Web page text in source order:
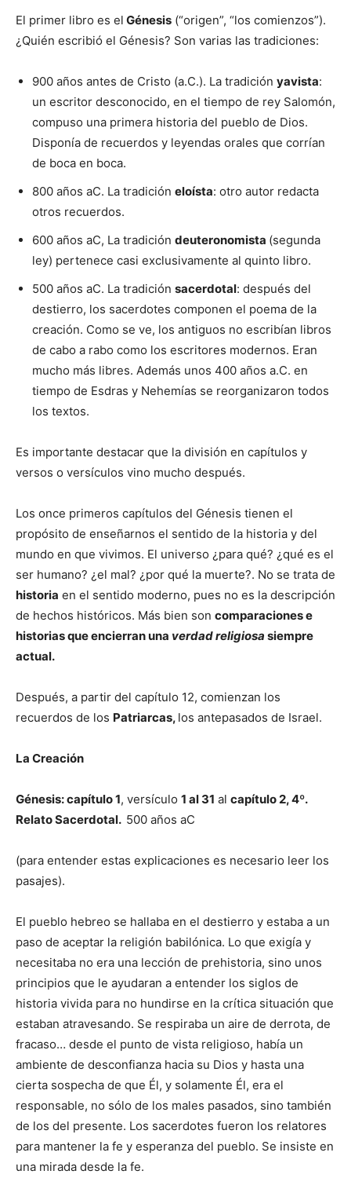
El primer libro es el Génesis (“origen”, “los comienzos”).
¿Quién escribió el Génesis? Son varias las tradiciones:
900 años antes de Cristo (a.C.). La tradición yavista:
un escritor desconocido, en el tiempo de rey Salomón,
compuso una primera historia del pueblo de Dios.
Disponía de recuerdos y leyendas orales que corrían
de boca en boca.
800 años aC. La tradición eloísta: otro autor redacta
otros recuerdos.
600 años aC, La tradición deuteronomista (segunda
ley) pertenece casi exclusivamente al quinto libro.
500 años aC. La tradición sacerdotal: después del
destierro, los sacerdotes componen el poema de la
creación. Como se ve, los antiguos no escribían libros
de cabo a rabo como los escritores modernos. Eran
mucho más libres. Además unos 400 años a.C. en
tiempo de Esdras y Nehemías se reorganizaron todos
los textos.
Es importante destacar que la división en capítulos y
versos o versículos vino mucho después.
Los once primeros capítulos del Génesis tienen el
propósito de enseñarnos el sentido de la historia y del
mundo en que vivimos. El universo ¿para qué? ¿qué es el
ser humano? ¿el mal? ¿por qué la muerte?. No se trata de
historia en el sentido moderno, pues no es la descripción
de hechos históricos. Más bien son comparaciones e
historias que encierran una verdad religiosa siempre
actual.
Después, a partir del capítulo 12, comienzan los
recuerdos de los Patriarcas, los antepasados de Israel.
La Creación
Génesis: capítulo 1, versículo 1 al 31 al capítulo 2, 4º.
Relato Sacerdotal. 500 años aC
(para entender estas explicaciones es necesario leer los
pasajes).
El pueblo hebreo se hallaba en el destierro y estaba a un
paso de aceptar la religión babilónica. Lo que exigía y
necesitaba no era una lección de prehistoria, sino unos
principios que le ayudaran a entender los siglos de
historia vivida para no hundirse en la crítica situación que
estaban atravesando. Se respiraba un aire de derrota, de
fracaso… desde el punto de vista religioso, había un
ambiente de desconfianza hacia su Dios y hasta una
cierta sospecha de que Él, y solamente Él, era el
responsable, no sólo de los males pasados, sino también
de los del presente. Los sacerdotes fueron los relatores
para mantener la fe y esperanza del pueblo. Se insiste en
una mirada desde la fe.